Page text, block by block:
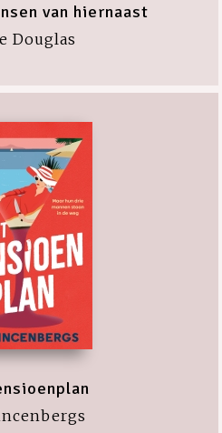
van hiernaast
Douglas